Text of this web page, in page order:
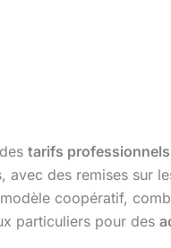
tarifs professionnels
avec des remises sur
coopératif,
particuliers pour des